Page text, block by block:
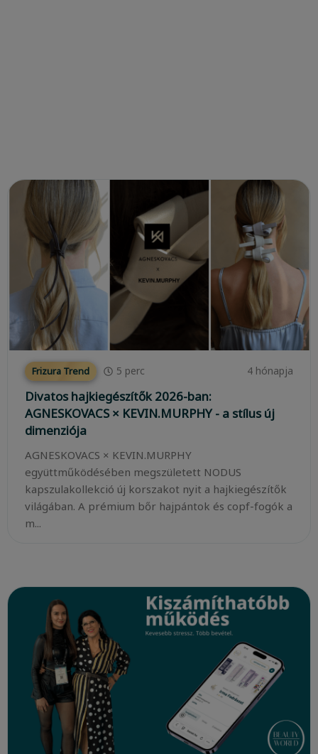
Frizura Trend 5 perc 4 hónapja
Divatos hajkiegészítők 2026-ban:
AGNESKOVACS × KEVIN.MURPHY - a stílus új
dimenziója
AGNESKOVACS × KEVIN.MURPHY
együttműködésében megszületett NODUS
kapszulakollekció új korszakot nyit a hajkiegészítők
világában. A prémium bőr hajpántok és copf-fogók a
m...